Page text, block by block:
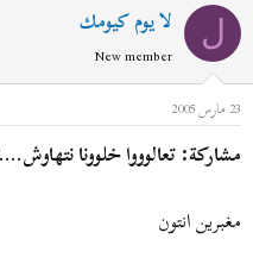
ل لا يوم كيومك
New member
23 مارس 2005
مشاركة: تعالوووا خلوونا
مغبرين انتون